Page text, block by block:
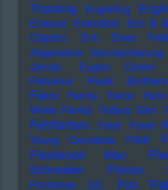
Thackray
Engerling
Erasure Erdmöbel Eric B
Clapton
Eric Drew
Allgemeine Verunsicherung
James
Eugen Cicero
Fabulous Freak Brothers
Falco Family Farce
White Family Fatboy Slim
Fehlfarben Feist Fever
Young Cannibals
FINK
Fleetwood Mac
Schneider
Florian
Fontaines DC Foo